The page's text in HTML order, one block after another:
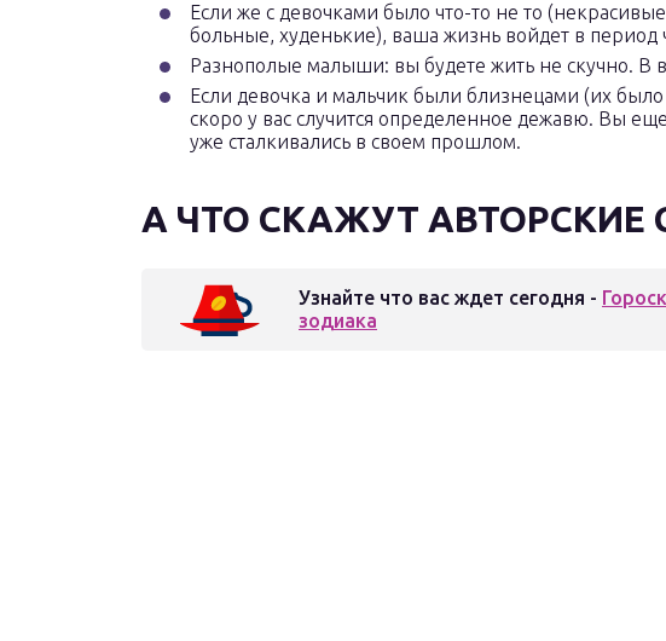
Если же с девочками было что-то не то
больные, худенькие), ваша жизнь войдет в период
Разнополые малыши: вы будете жить не скучно. В
Если девочка и мальчик были близнецами (их было
скоро у вас случится определенное дежавю. Вы
уже сталкивались в своем прошлом.
А ЧТО СКАЖУТ АВТОРСКИЕ
Узнайте что вас ждет сегодня -
зодиака